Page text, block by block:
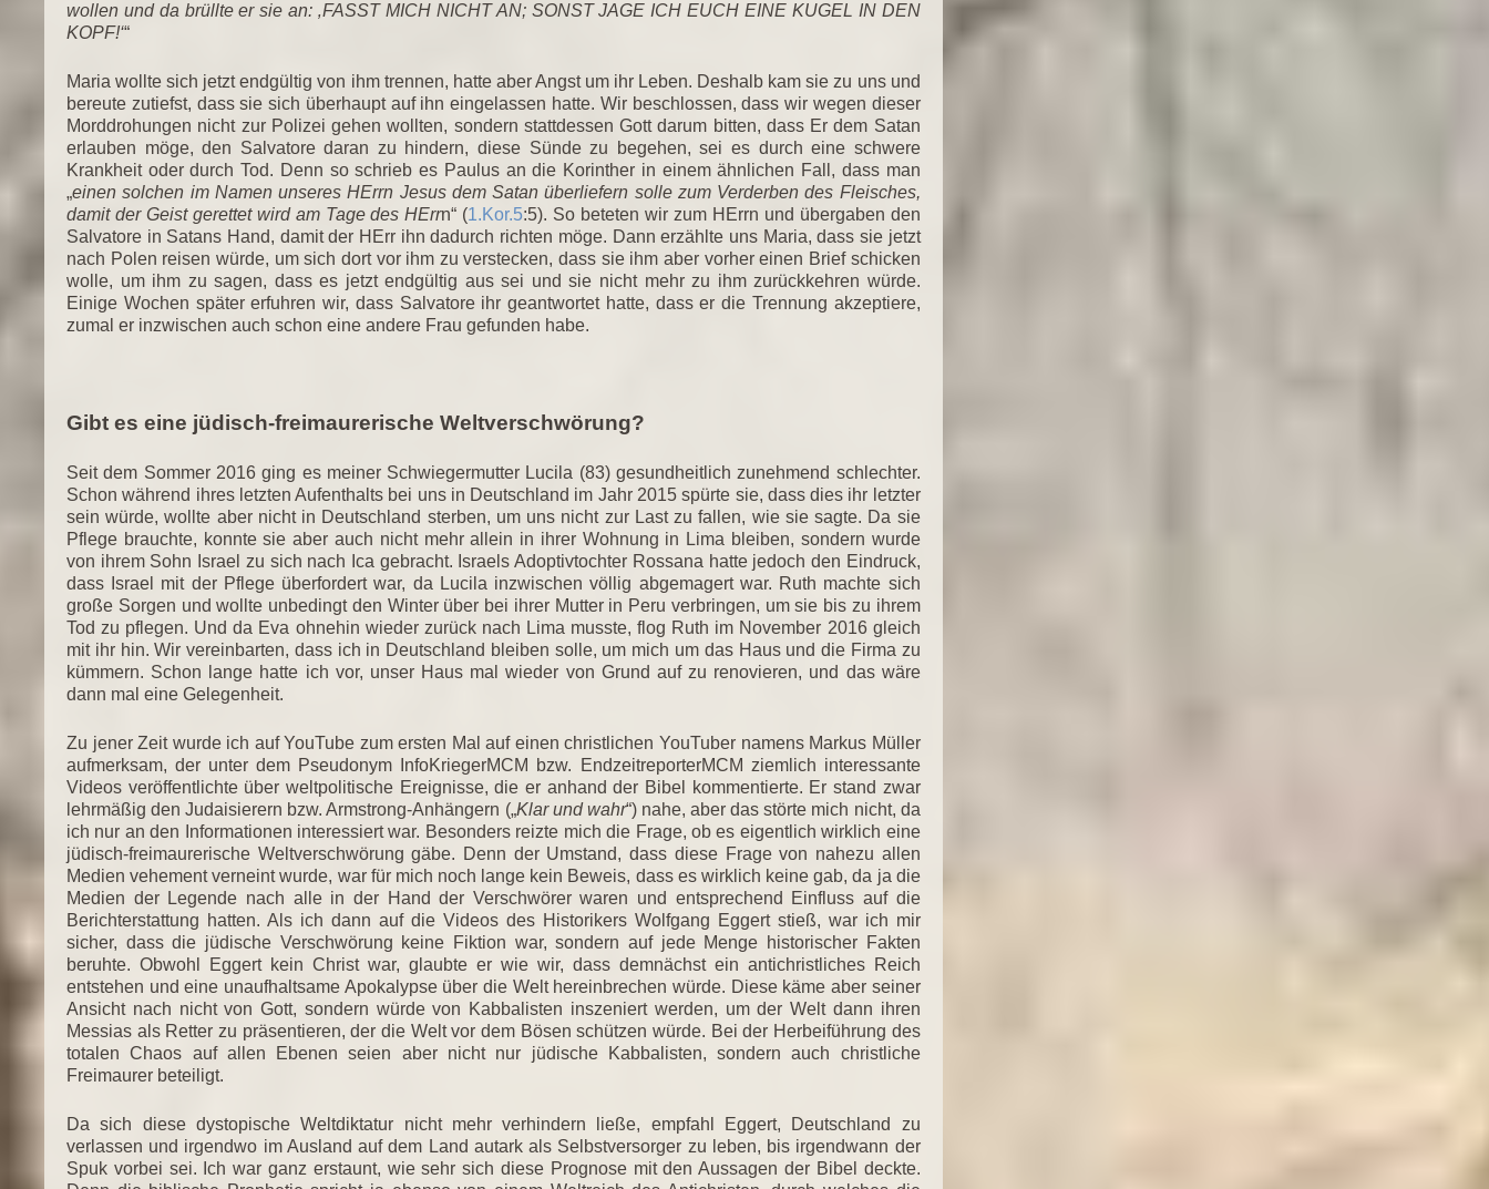
wollen und da brüllte er sie an: ‚FASST MICH NICHT AN; SONST JAGE ICH EUCH EINE KUGEL IN DEN
KOPF!‘“
Maria wollte sich jetzt endgültig von ihm trennen, hatte aber Angst um ihr Leben. Deshalb kam sie zu uns und
bereute zutiefst, dass sie sich überhaupt auf ihn eingelassen hatte. Wir beschlossen, dass wir wegen dieser
Morddrohungen nicht zur Polizei gehen wollten, sondern stattdessen Gott darum bitten, dass Er dem Satan
erlauben möge, den Salvatore daran zu hindern, diese Sünde zu begehen, sei es durch eine schwere
Krankheit oder durch Tod. Denn so schrieb es Paulus an die Korinther in einem ähnlichen Fall, dass man
„einen solchen im Namen unseres HErrn Jesus dem Satan überliefern solle zum Verderben des Fleisches,
damit der Geist gerettet wird am Tage des HErrn“ (1.Kor.5:5). So beteten wir zum HErrn und übergaben den
Salvatore in Satans Hand, damit der HErr ihn dadurch richten möge. Dann erzählte uns Maria, dass sie jetzt
nach Polen reisen würde, um sich dort vor ihm zu verstecken, dass sie ihm aber vorher einen Brief schicken
wolle, um ihm zu sagen, dass es jetzt endgültig aus sei und sie nicht mehr zu ihm zurückkehren würde.
Einige Wochen später erfuhren wir, dass Salvatore ihr geantwortet hatte, dass er die Trennung akzeptiere,
zumal er inzwischen auch schon eine andere Frau gefunden habe.
Gibt es eine jüdisch-freimaurerische Weltverschwörung?
Seit dem Sommer 2016 ging es meiner Schwiegermutter Lucila (83) gesundheitlich zunehmend schlechter.
Schon während ihres letzten Aufenthalts bei uns in Deutschland im Jahr 2015 spürte sie, dass dies ihr letzter
sein würde, wollte aber nicht in Deutschland sterben, um uns nicht zur Last zu fallen, wie sie sagte. Da sie
Pflege brauchte, konnte sie aber auch nicht mehr allein in ihrer Wohnung in Lima bleiben, sondern wurde
von ihrem Sohn Israel zu sich nach Ica gebracht. Israels Adoptivtochter Rossana hatte jedoch den Eindruck,
dass Israel mit der Pflege überfordert war, da Lucila inzwischen völlig abgemagert war. Ruth machte sich
große Sorgen und wollte unbedingt den Winter über bei ihrer Mutter in Peru verbringen, um sie bis zu ihrem
Tod zu pflegen. Und da Eva ohnehin wieder zurück nach Lima musste, flog Ruth im November 2016 gleich
mit ihr hin. Wir vereinbarten, dass ich in Deutschland bleiben solle, um mich um das Haus und die Firma zu
kümmern. Schon lange hatte ich vor, unser Haus mal wieder von Grund auf zu renovieren, und das wäre
dann mal eine Gelegenheit.
Zu jener Zeit wurde ich auf YouTube zum ersten Mal auf einen christlichen YouTuber namens Markus Müller
aufmerksam, der unter dem Pseudonym InfoKriegerMCM bzw. EndzeitreporterMCM ziemlich interessante
Videos veröffentlichte über weltpolitische Ereignisse, die er anhand der Bibel kommentierte. Er stand zwar
lehrmäßig den Judaisierern bzw. Armstrong-Anhängern („Klar und wahr“) nahe, aber das störte mich nicht, da
ich nur an den Informationen interessiert war. Besonders reizte mich die Frage, ob es eigentlich wirklich eine
jüdisch-freimaurerische Weltverschwörung gäbe. Denn der Umstand, dass diese Frage von nahezu allen
Medien vehement verneint wurde, war für mich noch lange kein Beweis, dass es wirklich keine gab, da ja die
Medien der Legende nach alle in der Hand der Verschwörer waren und entsprechend Einfluss auf die
Berichterstattung hatten. Als ich dann auf die Videos des Historikers Wolfgang Eggert stieß, war ich mir
sicher, dass die jüdische Verschwörung keine Fiktion war, sondern auf jede Menge historischer Fakten
beruhte. Obwohl Eggert kein Christ war, glaubte er wie wir, dass demnächst ein antichristliches Reich
entstehen und eine unaufhaltsame Apokalypse über die Welt hereinbrechen würde. Diese käme aber seiner
Ansicht nach nicht von Gott, sondern würde von Kabbalisten inszeniert werden, um der Welt dann ihren
Messias als Retter zu präsentieren, der die Welt vor dem Bösen schützen würde. Bei der Herbeiführung des
totalen Chaos auf allen Ebenen seien aber nicht nur jüdische Kabbalisten, sondern auch christliche
Freimaurer beteiligt.
Da sich diese dystopische Weltdiktatur nicht mehr verhindern ließe, empfahl Eggert, Deutschland zu
verlassen und irgendwo im Ausland auf dem Land autark als Selbstversorger zu leben, bis irgendwann der
Spuk vorbei sei. Ich war ganz erstaunt, wie sehr sich diese Prognose mit den Aussagen der Bibel deckte.